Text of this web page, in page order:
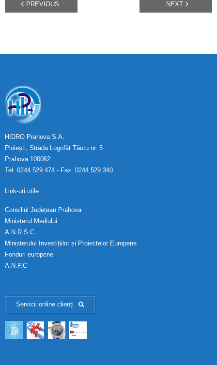
PREVIOUS NEXT
HIDRO Prahova S.A.
Ploiești, Strada Logofăt Tăutu nr. 5
Prahova 100062
Tel: 0244.529.474 - Fax: 0244.529.340
Link-uri utile
Consiliul Județean Prahova
Ministerul Mediului
A.N.R.S.C.
Ministerului Investițiilor și Proiectelor Europene
Fonduri europene
A.N.P.C
Servicii online clienți